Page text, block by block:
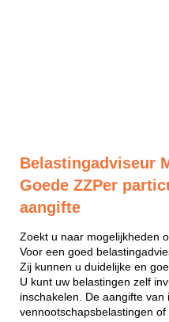
Belastingadviseur
Goede ZZPer
aangifte
Zoekt u naar mogelijkheden
Voor een goed
Zij kunnen u duidelijke en
U kunt uw belastingen zelf
inschakelen. De aangifte van
vennootschapsbelastingen